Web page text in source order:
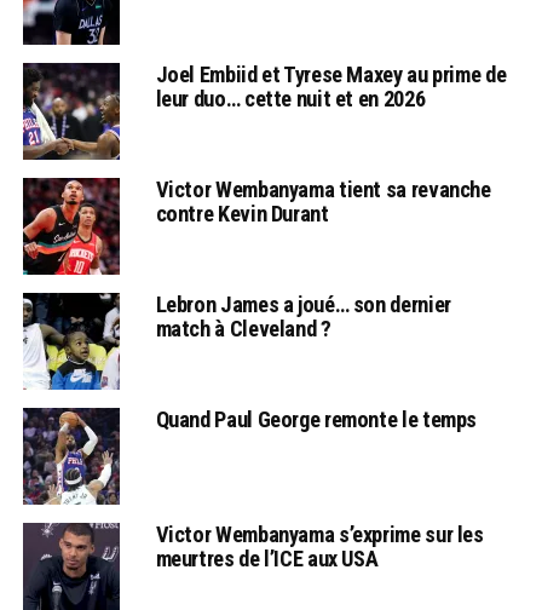
Joel Embiid et Tyrese Maxey au prime de
leur duo… cette nuit et en 2026
Victor Wembanyama tient sa revanche
contre Kevin Durant
Lebron James a joué… son dernier
match à Cleveland ?
Quand Paul George remonte le temps
Victor Wembanyama s’exprime sur les
meurtres de l’ICE aux USA